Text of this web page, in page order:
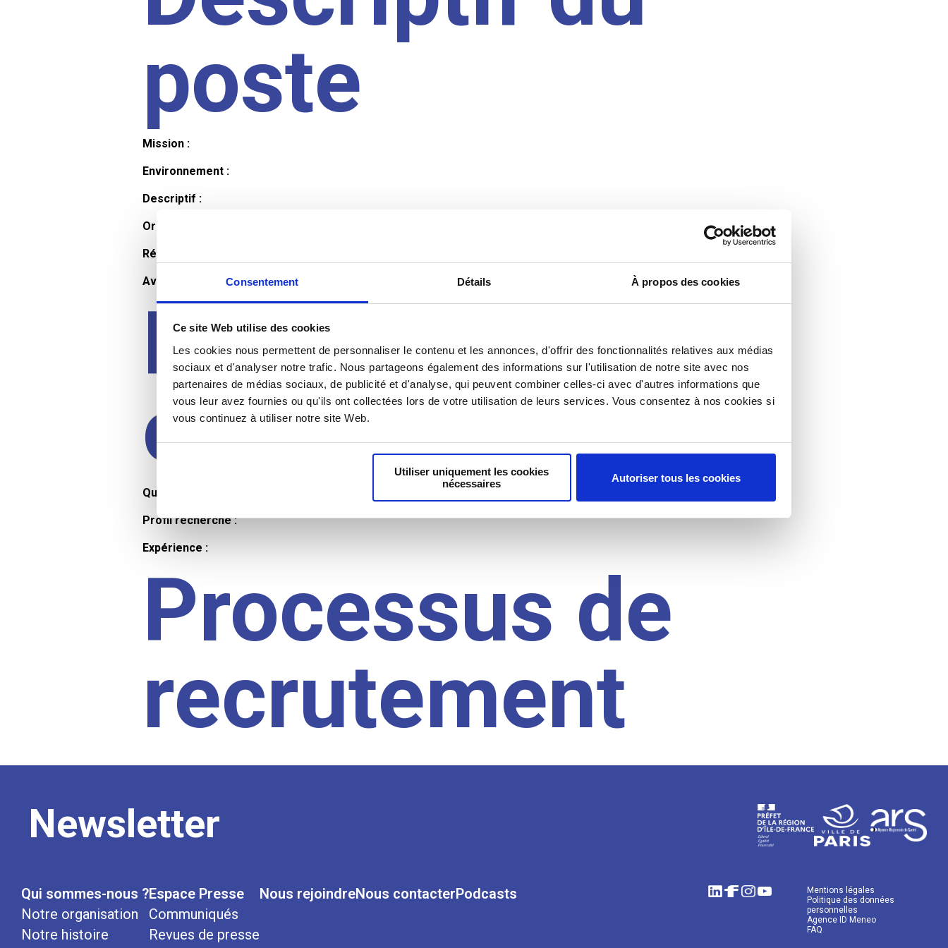
Consentement Détails À propos des cookies
Ce site Web utilise des cookies
Les cookies nous permettent de personnaliser le contenu et les annonces, d'offrir des fonctionnalités relatives aux médias
sociaux et d'analyser notre trafic. Nous partageons également des informations sur l'utilisation de notre site avec nos
partenaires de médias sociaux, de publicité et d'analyse, qui peuvent combiner celles-ci avec d'autres informations que
vous leur avez fournies ou qu'ils ont collectées lors de votre utilisation de leurs services. Vous consentez à nos cookies si
vous continuez à utiliser notre site Web.
Utiliser uniquement les cookies
nécessaires
Autoriser tous les cookies
poste
Mission :
Environnement :
Descriptif :
Organisation et horaires :
Rémunération :
Avantages :
Profil du
candidat
Qualifications et diplômes :
Profil recherché :
Expérience :
Processus de
recrutement
Newsletter
Qui sommes-nous ?
Notre organisation
Notre histoire
Espace Presse
Communiqués
Revues de presse
Nous rejoindreNous contacterPodcasts
Mentions légales
Politique des données
personnelles
Agence ID Meneo
FAQ